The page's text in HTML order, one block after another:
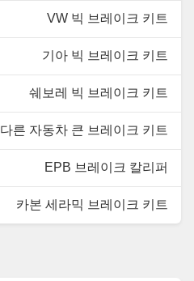
VW 빅 브레이크 키트
기아 빅 브레이크 키트
쉐보레 빅 브레이크 키트
다른 자동차 큰 브레이크 키트
EPB 브레이크 칼리퍼
카본 세라믹 브레이크 키트